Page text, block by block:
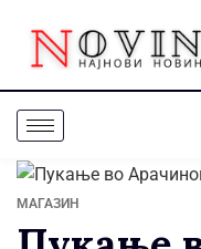
МАГАЗИН